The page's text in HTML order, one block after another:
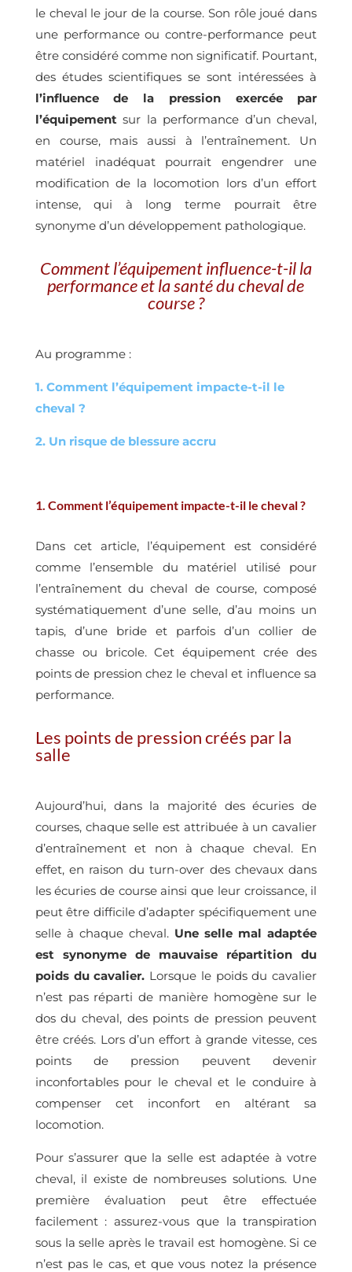
le cheval le jour de la course. Son rôle joué dans
une performance ou contre-performance peut
être considéré comme non significatif. Pourtant,
des études scientifiques se sont intéressées à
l’influence de la pression exercée par
l’équipement sur la performance d’un cheval,
en course, mais aussi à l’entraînement. Un
matériel inadéquat pourrait engendrer une
modification de la locomotion lors d’un effort
intense, qui à long terme pourrait être
synonyme d’un développement pathologique.
Comment l’équipement influence-t-il la
performance et la santé du cheval de
course ?
Au programme :
1. Comment l’équipement impacte-t-il le
cheval ?
2. Un risque de blessure accru
1. Comment l’équipement impacte-t-il le cheval ?
Dans cet article, l’équipement est considéré
comme l’ensemble du matériel utilisé pour
l’entraînement du cheval de course, composé
systématiquement d’une selle, d’au moins un
tapis, d’une bride et parfois d’un collier de
chasse ou bricole. Cet équipement crée des
points de pression chez le cheval et influence sa
performance.
Les points de pression créés par la
salle
Aujourd’hui, dans la majorité des écuries de
courses, chaque selle est attribuée à un cavalier
d’entraînement et non à chaque cheval. En
effet, en raison du turn-over des chevaux dans
les écuries de course ainsi que leur croissance, il
peut être difficile d’adapter spécifiquement une
selle à chaque cheval. Une selle mal adaptée
est synonyme de mauvaise répartition du
poids du cavalier. Lorsque le poids du cavalier
n’est pas réparti de manière homogène sur le
dos du cheval, des points de pression peuvent
être créés. Lors d’un effort à grande vitesse, ces
points de pression peuvent devenir
inconfortables pour le cheval et le conduire à
compenser cet inconfort en altérant sa
locomotion.
Pour s’assurer que la selle est adaptée à votre
cheval, il existe de nombreuses solutions. Une
première évaluation peut être effectuée
facilement : assurez-vous que la transpiration
sous la selle après le travail est homogène. Si ce
n’est pas le cas, et que vous notez la présence